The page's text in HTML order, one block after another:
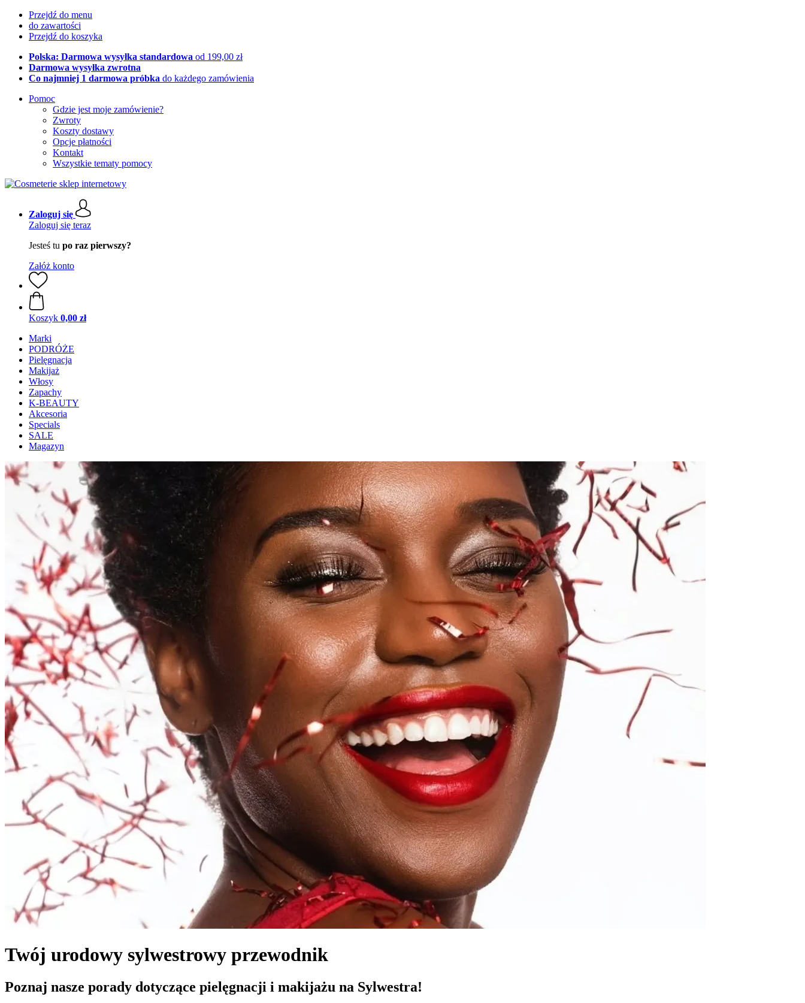
Przejdź do menu
do zawartości
Przejdź do koszyka
Polska: Darmowa wysyłka standardowa od 199,00 zł
Darmowa wysyłka zwrotna
Co najmniej 1 darmowa próbka do każdego zamówienia
Pomoc
Gdzie jest moje zamówienie?
Zwroty
Koszty dostawy
Opcje płatności
Kontakt
Wszystkie tematy pomocy
Zaloguj się
Zaloguj się teraz
Jesteś tu po raz pierwszy?
Załóż konto
Koszyk 0,00 zł
Marki
PODRÓŻE
Pielęgnacja
Makijaż
Włosy
Zapachy
K-BEAUTY
Akcesoria
Specials
SALE
Magazyn
Twój urodowy sylwestrowy przewodnik
Poznaj nasze porady dotyczące pielęgnacji i makijażu na Sylwestra!